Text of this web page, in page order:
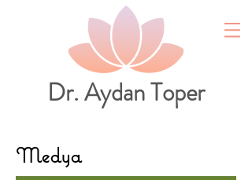
Dr. Aydan Toper
Medya